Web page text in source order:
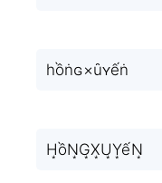
һồṅɢ×ȗʏếṅ
H͙ồN͙G͙X͙U͙Y͙ếN͙